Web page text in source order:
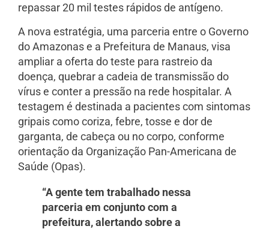
repassar 20 mil testes rápidos de antígeno.
A nova estratégia, uma parceria entre o Governo
do Amazonas e a Prefeitura de Manaus, visa
ampliar a oferta do teste para rastreio da
doença, quebrar a cadeia de transmissão do
vírus e conter a pressão na rede hospitalar. A
testagem é destinada a pacientes com sintomas
gripais como coriza, febre, tosse e dor de
garganta, de cabeça ou no corpo, conforme
orientação da Organização Pan-Americana de
Saúde (Opas).
“A gente tem trabalhado nessa
parceria em conjunto com a
prefeitura, alertando sobre a